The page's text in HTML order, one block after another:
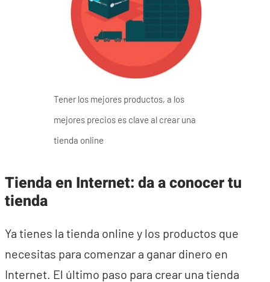
Tener los mejores productos, a los
mejores precios es clave al crear una
tienda online
Tienda en Internet: da a conocer tu
tienda
Ya tienes la tienda online y los productos que
necesitas para comenzar a ganar dinero en
Internet. El último paso para crear una tienda